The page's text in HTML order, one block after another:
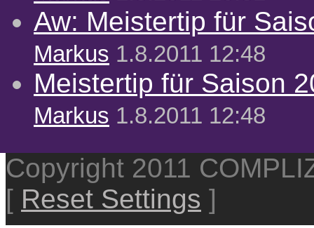
Aw: Meistertip für
Markus 1.8.2011 12:48
Meistertip für Saison
Markus 1.8.2011 12:48
Copyright 2011
[ Reset Settings ]